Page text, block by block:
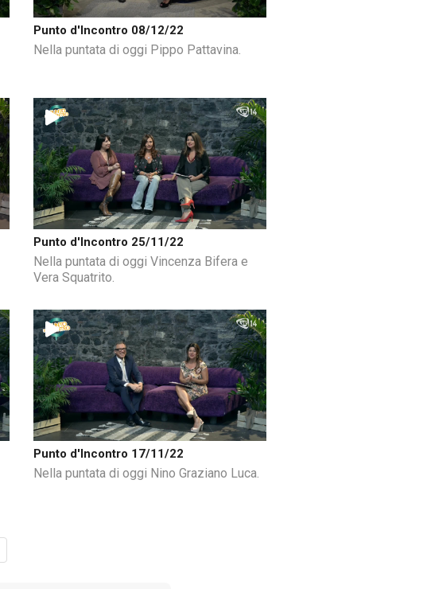
Punto d'Incontro 08/12/22
Nella puntata di oggi Pippo Pattavina.
Punto d'Incontro 25/11/22
Nella puntata di oggi Vincenza Bifera e
Vera Squatrito.
Punto d'Incontro 17/11/22
Nella puntata di oggi Nino Graziano Luca.